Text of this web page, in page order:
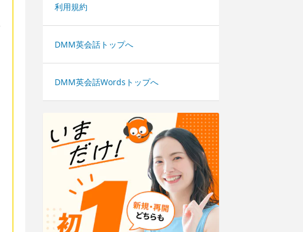
利用規約
DMM英会話トップへ
DMM英会話Wordsトップへ